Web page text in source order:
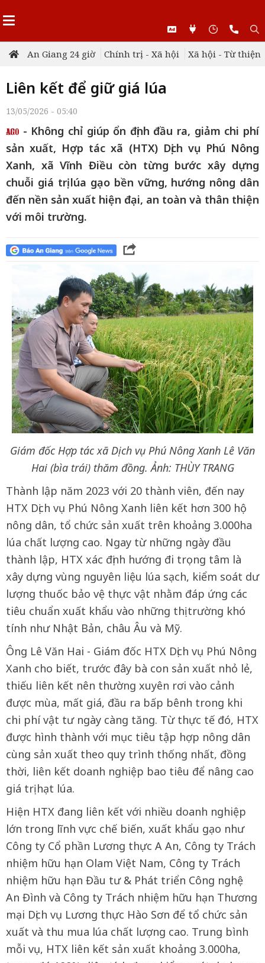
An Giang 24 giờ Chính trị - Xã hội Xã hội - Từ thiện
Liên kết để giữ giá lúa
13/05/2026 - 05:40
- Không chỉ giúp ổn định đầu ra, giảm chi phí
sản xuất, Hợp tác xã (HTX) Dịch vụ Phú Nông
Xanh, xã Vĩnh Điều còn từng bước xây dựng
chuỗi giá trị lúa gạo bền vững, hướng nông dân
đến nền sản xuất hiện đại, an toàn và thân thiện
với môi trường.
Giám đốc Hợp tác xã Dịch vụ Phú Nông Xanh Lê Văn
Hai (bìa trái) thăm đồng. Ảnh: THÙY TRANG
Thành lập năm 2023 với 20 thành viên, đến nay
HTX Dịch vụ Phú Nông Xanh liên kết hơn 300 hộ
nông dân, tổ chức sản xuất trên khoảng 3.000ha
lúa chất lượng cao. Ngay từ những ngày đầu
thành lập, HTX xác định hướng đi trọng tâm là
xây dựng vùng nguyên liệu lúa sạch, kiểm soát dư
lượng thuốc bảo vệ thực vật nhằm đáp ứng các
tiêu chuẩn xuất khẩu vào những thị trường khó
tính như Nhật Bản, châu Âu và Mỹ.
Ông Lê Văn Hai - Giám đốc HTX Dịch vụ Phú Nông
Xanh cho biết, trước đây bà con sản xuất nhỏ lẻ,
thiếu liên kết nên thường xuyên rơi vào cảnh
được mùa, mất giá, đầu ra bấp bênh trong khi
chi phí vật tư ngày càng tăng. Từ thực tế đó, HTX
được hình thành với mục tiêu tập hợp nông dân
cùng sản xuất theo quy trình thống nhất, đồng
thời, liên kết doanh nghiệp bao tiêu để nâng cao
giá trị hạt lúa.
Hiện HTX đang liên kết với nhiều doanh nghiệp
lớn trong lĩnh vực chế biến, xuất khẩu gạo như
Công ty Cổ phần Lương thực A An, Công ty Trách
nhiệm hữu hạn Olam Việt Nam, Công ty Trách
nhiệm hữu hạn Đầu tư & Phát triển Công nghệ
An Đình và Công ty Trách nhiệm hữu hạn Thương
mại Dịch vụ Lương thực Hào Sơn để tổ chức sản
xuất và thu mua lúa chất lượng cao. Trung bình
mỗi vụ, HTX liên kết sản xuất khoảng 3.000ha,